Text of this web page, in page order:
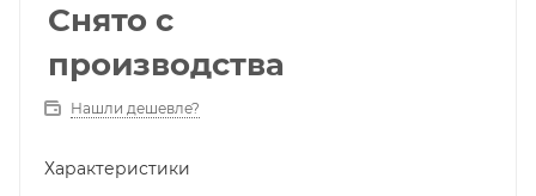
Снято с
производства
Нашли дешевле?
Характеристики